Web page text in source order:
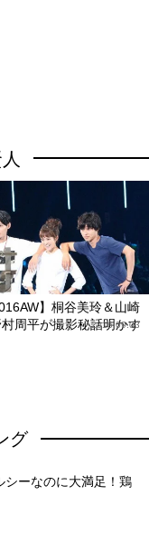
】桐谷美玲＆山崎
周平が撮影秘話明かす
2016.09.03
グ
シーなのに大満足！鶏